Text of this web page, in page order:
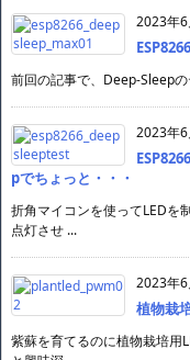
2023年6
前回の記事で、Deep-Sleep
2023年6
pでちょっと・・・
折角マイコンを使ってLEDを
点灯させ ...
2023年6
植物栽
紫蘇を育てるのに植物栽培用